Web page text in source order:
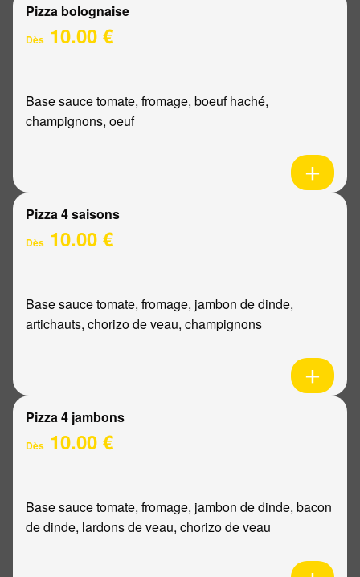
Pizza bolognaise
Dès 10.00 €
Base sauce tomate, fromage, boeuf haché,
champignons, oeuf
Pizza 4 saisons
Dès 10.00 €
Base sauce tomate, fromage, jambon de dinde,
artichauts, chorizo de veau, champignons
Pizza 4 jambons
Dès 10.00 €
Base sauce tomate, fromage, jambon de dinde, bacon
de dinde, lardons de veau, chorizo de veau